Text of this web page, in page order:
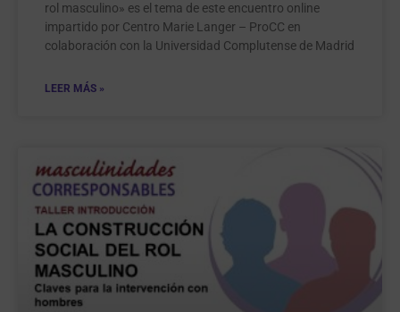
rol masculino» es el tema de este encuentro online
impartido por Centro Marie Langer – ProCC en
colaboración con la Universidad Complutense de Madrid
LEER MÁS »